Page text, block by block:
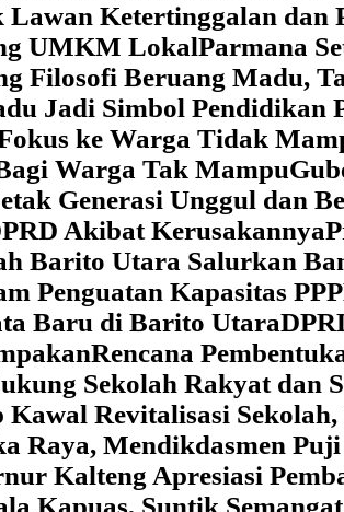
Ketertinggalan dan
UMKM LokalParmana
Filosofi Beruang Madu,
Jadi Simbol Pendidikan
ke Warga Tidak
Warga Tak Mampu
Generasi Unggul dan
Akibat Kerusakannya
Barito Utara Salurkan
Penguatan Kapasitas
Baru di Barito Utara
Rencana
Sekolah Rakyat dan
Kawal Revitalisasi
Raya, Mendikdasmen
Kalteng Apresiasi
Kapuas, Suntik